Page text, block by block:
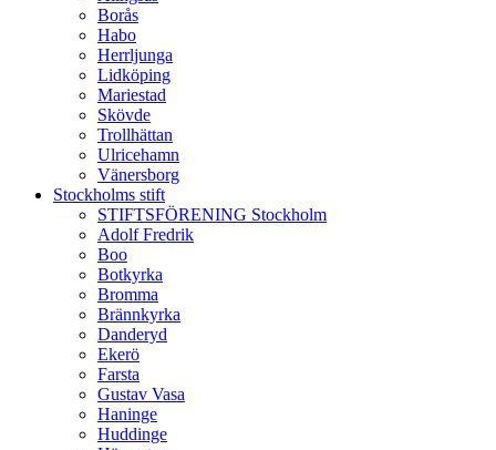
Borås
Habo
Herrljunga
Lidköping
Mariestad
Skövde
Trollhättan
Ulricehamn
Vänersborg
Stockholms stift
STIFTSFÖRENING Stockholm
Adolf Fredrik
Boo
Botkyrka
Bromma
Brännkyrka
Danderyd
Ekerö
Farsta
Gustav Vasa
Haninge
Huddinge